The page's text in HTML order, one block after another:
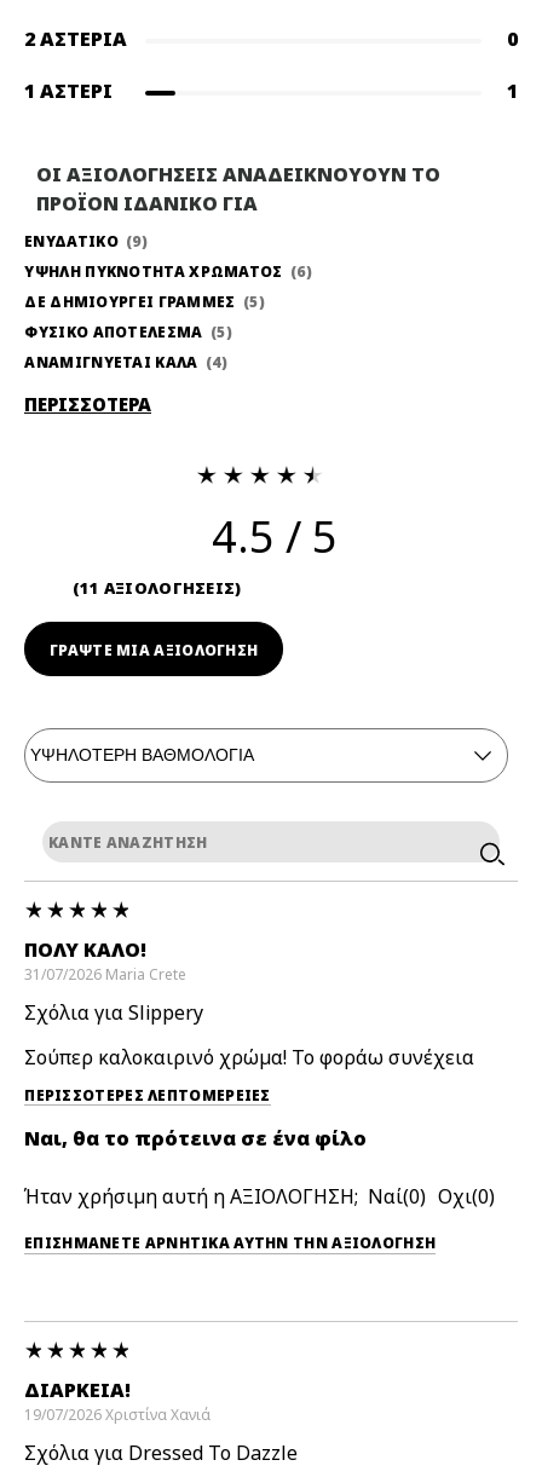
2 ΑΣΤΈΡΙΑ
0
1 ΑΣΤΈΡΙ
1
ΟΙ ΑΞΙΟΛΟΓΗΣΕΙΣ ΑΝΑΔΕΙΚΝΟΥΟΥΝ ΤΟ
ΠΡΟΪΟΝ ΙΔΑΝΙΚΟ ΓΙΑ
ΕΝΥΔΑΤΙΚΟ
9
ΥΨΗΛΗ ΠΥΚΝΟΤΗΤΑ ΧΡΩΜΑΤΟΣ
6
ΔΕ ΔΗΜΙΟΥΡΓΕΙ ΓΡΑΜΜΕΣ
5
ΦΥΣΙΚΟ ΑΠΟΤΕΛΕΣΜΑ
5
ΑΝΑΜΙΓΝΥΕΤΑΙ ΚΑΛΑ
4
ΠΕΡΙΣΣΟΤΕΡΑ
4.5
11 ΑΞΙΟΛΟΓΗΣΕΙΣ
ΓΡΆΨΤΕ ΜΙΑ ΑΞΙΟΛΟΓΗΣΗ
ΠΟΛΎ ΚΑΛΌ!
31/07/2026 Maria Crete
Σχόλια για Slippery
Σούπερ καλοκαιρινό χρώμα! Το φοράω συνέχεια
ΠΕΡΙΣΣΌΤΕΡΕΣ ΛΕΠΤΟΜΈΡΕΙΕΣ
Ναι, θα το πρότεινα σε ένα φίλο
Ήταν χρήσιμη αυτή η ΑΞΙΟΛΟΓΗΣΗ; 0 0
ΕΠΙΣΗΜΆΝΕΤΕ ΑΡΝΗΤΙΚΆ ΑΥΤΉΝ ΤΗΝ ΑΞΙΟΛΟΓΗΣΗ
ΔΙΆΡΚΕΙΑ!
19/07/2026ΧριστίναΧανιά
Σχόλια για Dressed To Dazzle